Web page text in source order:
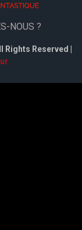
NOUS ?
Reserved |